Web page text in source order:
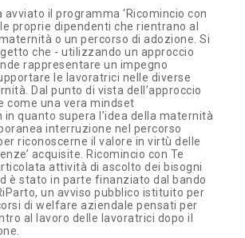
avviato il programma ‘Ricomincio con
proprie dipendenti che rientrano al
o un percorso di adozione. Si
che - utilizzando un approccio
rappresentare un impegno
le lavoratrici nelle diverse
Dal punto di vista dell’approccio
come una vera mindset
quanto supera l’idea della maternità
interruzione nel percorso
riconoscerne il valore in virtù delle
acquisite. Ricomincio con Te
attività di ascolto dei bisogni
è stato in parte finanziato dal bando
un avviso pubblico istituito per
di welfare aziendale pensati per
al lavoro delle lavoratrici dopo il